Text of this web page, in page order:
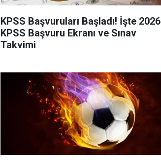
KPSS Başvuruları Başladı! İşte 2026
KPSS Başvuru Ekranı ve Sınav
Takvimi